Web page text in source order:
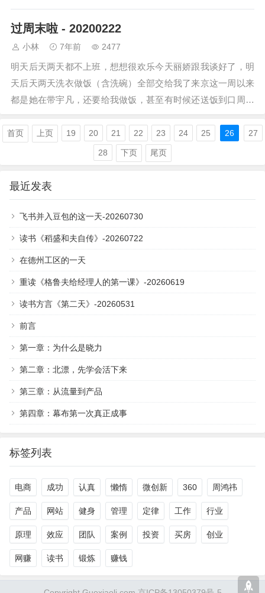
完成情况：未进行洗衣做饭：完成了周六日整…
过周末啦 - 20200222
小林 7年前 2477
明天后天两天都不上班，想想很欢乐今天丽娇跟我谈好了，明
天后天两天洗衣做饭（含洗碗）全部交给我了来京这一周以来
都是她在带宇凡，还要给我做饭，甚至有时候还送饭到口周末
首页 上页 19 20 21 22 23 24 25 26 27
28 下页 尾页
最近发表
飞书并入豆包的这一天-20260730
读书《稻盛和夫自传》-20260722
在德州工区的一天
重读《格鲁夫给经理人的第一课》-20260619
读书方言《第二天》-20260531
前言
第一章：为什么是晓力
第二章：北漂，先学会活下来
第三章：从流量到产品
第四章：幕布第一次真正成事
标签列表
电商 成功 认真 懒惰 微创新 360 周鸿祎
产品 网站 健身 管理 定律 工作 行业
原理 效应 团队 案例 投资 买房 创业
网赚 读书 锻炼 赚钱